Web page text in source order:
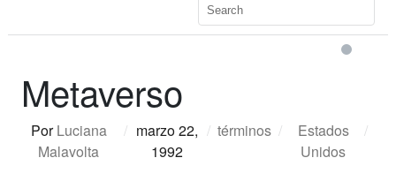
Metaverso
PorLuciana
Malavolta
/ marzo 22,
1992
/ términos /
Estados
Unidos
/